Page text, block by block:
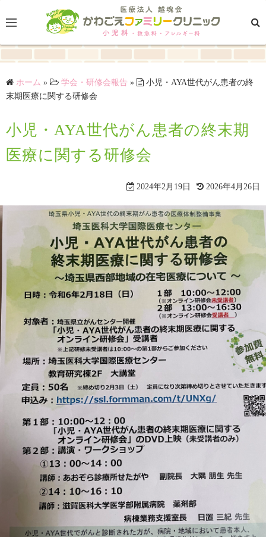
ン
へ
ス
ッ
プ
ホーム » 学会・研修会報告 »
小児・AYA世代がん患者の終
末期医療に関する研修会
小児・AYA世代がん患者の終末期
医療に関する研修会
2024年2月19日 2026年4月26日